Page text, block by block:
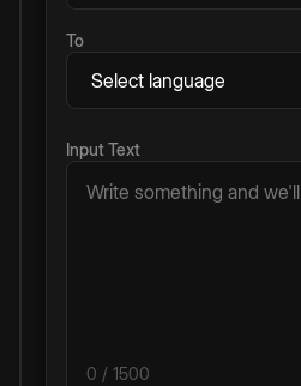
To
Input Text
0 / 1500